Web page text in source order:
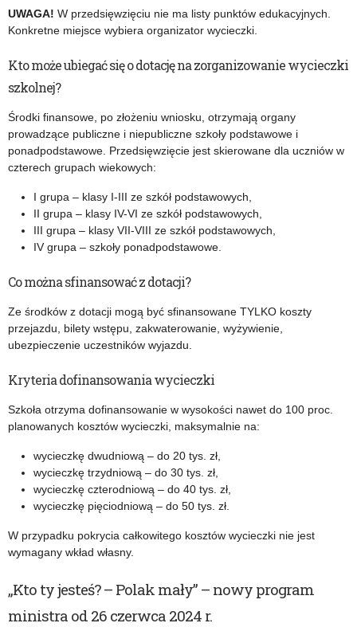
UWAGA! W przedsięwzięciu nie ma listy punktów edukacyjnych.
Konkretne miejsce wybiera organizator wycieczki.
Kto może ubiegać się o dotację na zorganizowanie wycieczki
szkolnej?
Środki finansowe, po złożeniu wniosku, otrzymają organy
prowadzące publiczne i niepubliczne szkoły podstawowe i
ponadpodstawowe. Przedsięwzięcie jest skierowane dla uczniów w
czterech grupach wiekowych:
I grupa – klasy I-III ze szkół podstawowych,
II grupa – klasy IV-VI ze szkół podstawowych,
III grupa – klasy VII-VIII ze szkół podstawowych,
IV grupa – szkoły ponadpodstawowe.
Co można sfinansować z dotacji?
Ze środków z dotacji mogą być sfinansowane TYLKO koszty
przejazdu, bilety wstępu, zakwaterowanie, wyżywienie,
ubezpieczenie uczestników wyjazdu.
Kryteria dofinansowania wycieczki
Szkoła otrzyma dofinansowanie w wysokości nawet do 100 proc.
planowanych kosztów wycieczki, maksymalnie na:
wycieczkę dwudniową – do 20 tys. zł,
wycieczkę trzydniową – do 30 tys. zł,
wycieczkę czterodniową – do 40 tys. zł,
wycieczkę pięciodniową – do 50 tys. zł.
W przypadku pokrycia całkowitego kosztów wycieczki nie jest
wymagany wkład własny.
„Kto ty jesteś? – Polak mały” – nowy program
ministra od 26 czerwca 2024 r.